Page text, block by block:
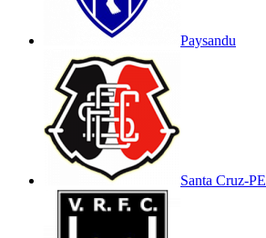
Paysandu
Santa Cruz-PE